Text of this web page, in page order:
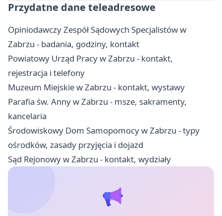
Przydatne dane teleadresowe
Opiniodawczy Zespół Sądowych Specjalistów w
Zabrzu - badania, godziny, kontakt
Powiatowy Urząd Pracy w Zabrzu - kontakt,
rejestracja i telefony
Muzeum Miejskie w Zabrzu - kontakt, wystawy
Parafia św. Anny w Zabrzu - msze, sakramenty,
kancelaria
Środowiskowy Dom Samopomocy w Zabrzu - typy
ośrodków, zasady przyjęcia i dojazd
Sąd Rejonowy w Zabrzu - kontakt, wydziały